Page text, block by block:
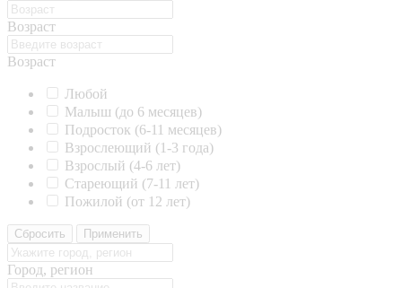
Возраст
Возраст
Любой
Малыш (до 6 месяцев)
Подросток (6-11 месяцев)
Взрослеющий (1-3 года)
Взрослый (4-6 лет)
Стареющий (7-11 лет)
Пожилой (от 12 лет)
Сбросить Применить
Город, регион